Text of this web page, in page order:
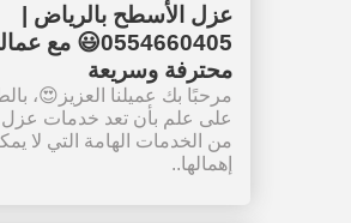
عزل الأسطح بالرياض |
0554660405😃 مع
محترفة وسريعة
مرحبًا بك عميلنا العزيز😍،
على علم بأن تعد خدمات
من الخدمات الهامة التي لا
إهمالها..